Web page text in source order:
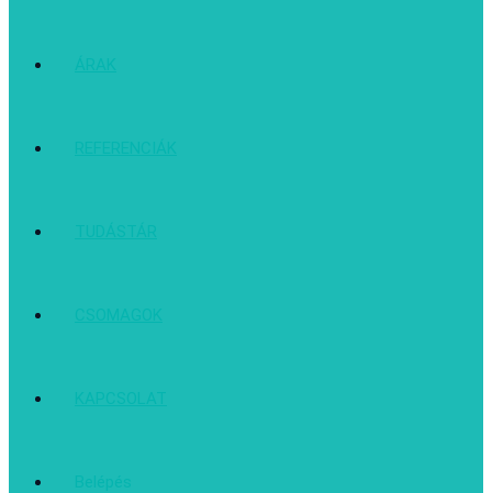
ÁRAK
REFERENCIÁK
TUDÁSTÁR
CSOMAGOK
KAPCSOLAT
Belépés